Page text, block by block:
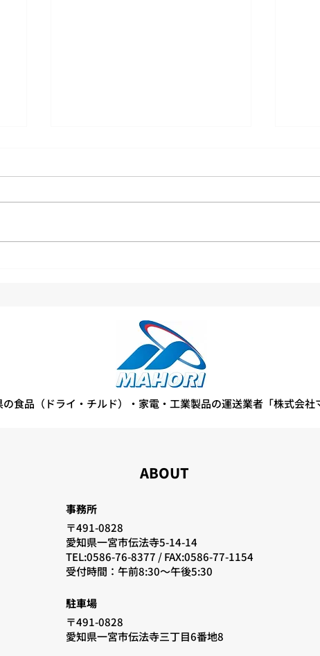
の食品（ドライ・チルド）・家電・工業製品の運送業者「株式会社
ABOUT
事務所
〒491-0828
愛知県一宮市伝法寺5-14-14
TEL:0586-76-8377 /FAX:0586-77-1154
​受付時間：午前8:30〜午後5:30
駐車場
〒491-0828
愛知県一宮市伝法寺三丁目6番地8